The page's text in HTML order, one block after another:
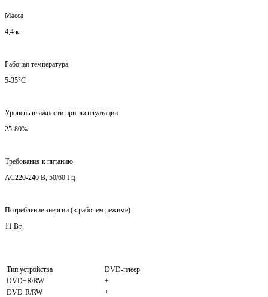
Масса
4,4 кг
Рабочая температура
5-35°C
Уровень влажности при эксплуатации
25-80%
Требования к питанию
AC220-240 В, 50/60 Гц
Потребление энергии (в рабочем режиме)
11 Вт.
Тип устройства
DVD-плеер
DVD+R/RW
+
DVD-R/RW
+